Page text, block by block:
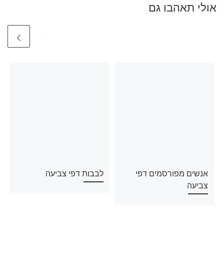
אולי תאהבו גם
אנשים מפורסמים דפי
צביעה
לבבות דפי צביעה